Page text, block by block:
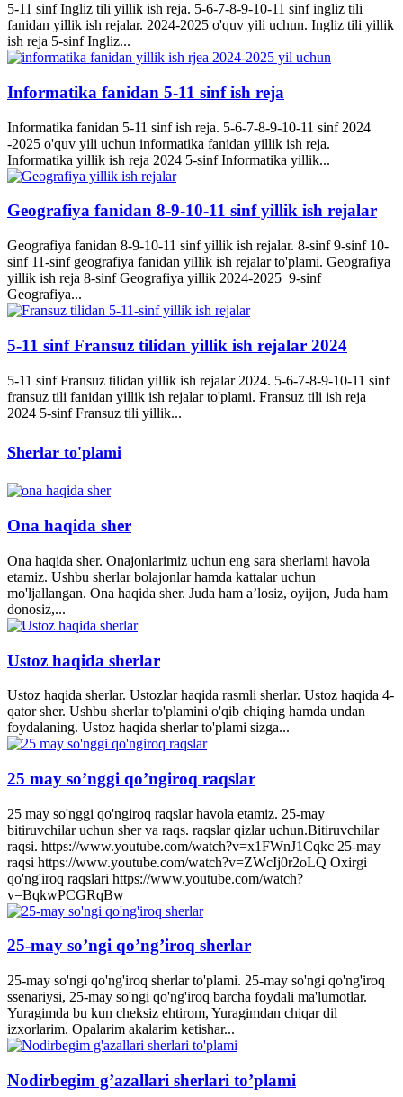
5-11 sinf Ingliz tili yillik ish reja. 5-6-7-8-9-10-11 sinf ingliz tili
fanidan yillik ish rejalar. 2024-2025 o'quv yili uchun. Ingliz tili yillik
ish reja 5-sinf Ingliz...
Informatika fanidan 5-11 sinf ish reja
Informatika fanidan 5-11 sinf ish reja. 5-6-7-8-9-10-11 sinf 2024
-2025 o'quv yili uchun informatika fanidan yillik ish reja.
Informatika yillik ish reja 2024 5-sinf Informatika yillik...
Geografiya fanidan 8-9-10-11 sinf yillik ish rejalar
Geografiya fanidan 8-9-10-11 sinf yillik ish rejalar. 8-sinf 9-sinf 10-
sinf 11-sinf geografiya fanidan yillik ish rejalar to'plami. Geografiya
yillik ish reja 8-sinf Geografiya yillik 2024-2025 9-sinf
Geografiya...
5-11 sinf Fransuz tilidan yillik ish rejalar 2024
5-11 sinf Fransuz tilidan yillik ish rejalar 2024. 5-6-7-8-9-10-11 sinf
fransuz tili fanidan yillik ish rejalar to'plami. Fransuz tili ish reja
2024 5-sinf Fransuz tili yillik...
Sherlar to'plami
Ona haqida sher
Ona haqida sher. Onajonlarimiz uchun eng sara sherlarni havola
etamiz. Ushbu sherlar bolajonlar hamda kattalar uchun
mo'ljallangan. Ona haqida sher. Juda ham a’losiz, oyijon, Juda ham
donosiz,...
Ustoz haqida sherlar
Ustoz haqida sherlar. Ustozlar haqida rasmli sherlar. Ustoz haqida 4-
qator sher. Ushbu sherlar to'plamini o'qib chiqing hamda undan
foydalaning. Ustoz haqida sherlar to'plami sizga...
25 may so’nggi qo’ngiroq raqslar
25 may so'nggi qo'ngiroq raqslar havola etamiz. 25-may
bitiruvchilar uchun sher va raqs. raqslar qizlar uchun.Bitiruvchilar
raqsi. https://www.youtube.com/watch?v=x1FWnJ1Cqkc 25-may
raqsi https://www.youtube.com/watch?v=ZWcIj0r2oLQ Oxirgi
qo'ng'iroq raqslari https://www.youtube.com/watch?
v=BqkwPCGRqBw
25-may so’ngi qo’ng’iroq sherlar
25-may so'ngi qo'ng'iroq sherlar to'plami. 25-may so'ngi qo'ng'iroq
ssenariysi, 25-may so'ngi qo'ng'iroq barcha foydali ma'lumotlar.
Yuragimda bu kun cheksiz ehtirom, Yuragimdan chiqar dil
izxorlarim. Opalarim akalarim ketishar...
Nodirbegim g’azallari sherlari to’plami